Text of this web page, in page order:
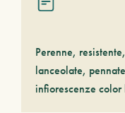
Perenne,
lanceolate,
infiorescenze